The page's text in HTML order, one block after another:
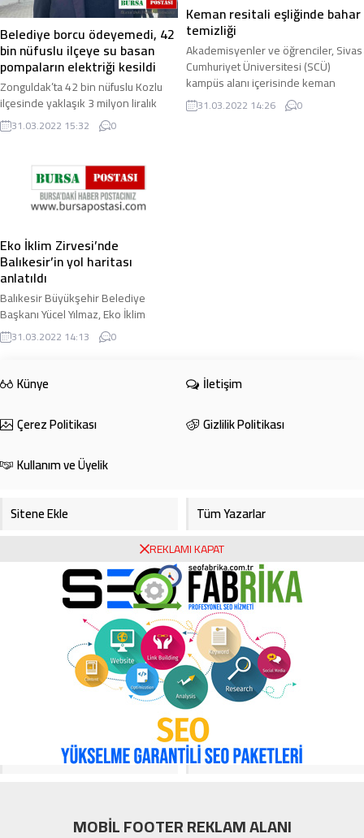
Belediye borcu ödeyemedi, 42
bin nüfuslu ilçeye su basan
pompaların elektriği kesildi
Zonguldak’ta 42 bin nüfuslu Kozlu
ilçesinde yaklaşık 3 milyon liralık
elektrik borcu ödenmeyince ilçeye
su basan pompaların elektriği kesildi
31.03.2022 15:32 0
Keman resitali eşliğinde bahar
temizliği
Akademisyenler ve öğrenciler, Sivas
Cumhuriyet Üniversitesi (SCÜ)
kampüs alanı içerisinde keman
resitali eşliğinde bahar temizliği
yaparak çöp ...
31.03.2022 14:26 0
Eko İklim Zirvesi’nde
Balıkesir’in yol haritası
anlatıldı
Balıkesir Büyükşehir Belediye
Başkanı Yücel Yılmaz, Eko İklim
Zirvesi’nin "Büyükşehirlerde Yeşil
Dönüşüm" başlıklı oturumunda
31.03.2022 14:13 0
Künye
İletişim
Çerez Politikası
Gizlilik Politikası
Kullanım ve Üyelik
Sitene Ekle
Tüm Yazarlar
Foto Galeri
Video Galeri
Bursa Haberleri
Bursa Hava Durumu
Bursaspor
Ekonomi
Köşe Yazarları
Video Galeri
REKLAMI KAPAT
MOBİL FOOTER REKLAM ALANI